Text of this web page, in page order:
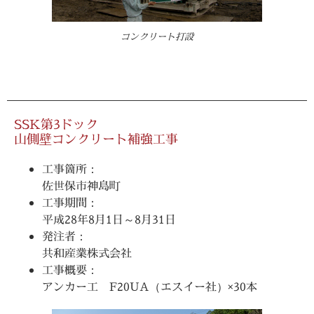
コンクリート打設
SSK第3ドック
山側壁コンクリート補強工事
工事箇所：
佐世保市神島町
工事期間：
平成28年8月1日～8月31日
発注者：
共和産業株式会社
工事概要：
アンカー工 F20UA（エスイー社）×30本